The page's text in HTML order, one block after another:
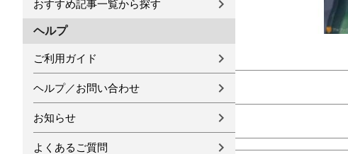
おすすめ記事一覧から探す
ヘルプ
ご利用ガイド
ヘルプ／お問い合わせ
お知らせ
よくあるご質問